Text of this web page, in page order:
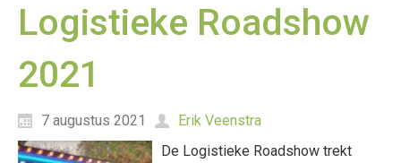
Logistieke Roadshow
2021
7 augustus 2021
Erik Veenstra
De Logistieke Roadshow trekt